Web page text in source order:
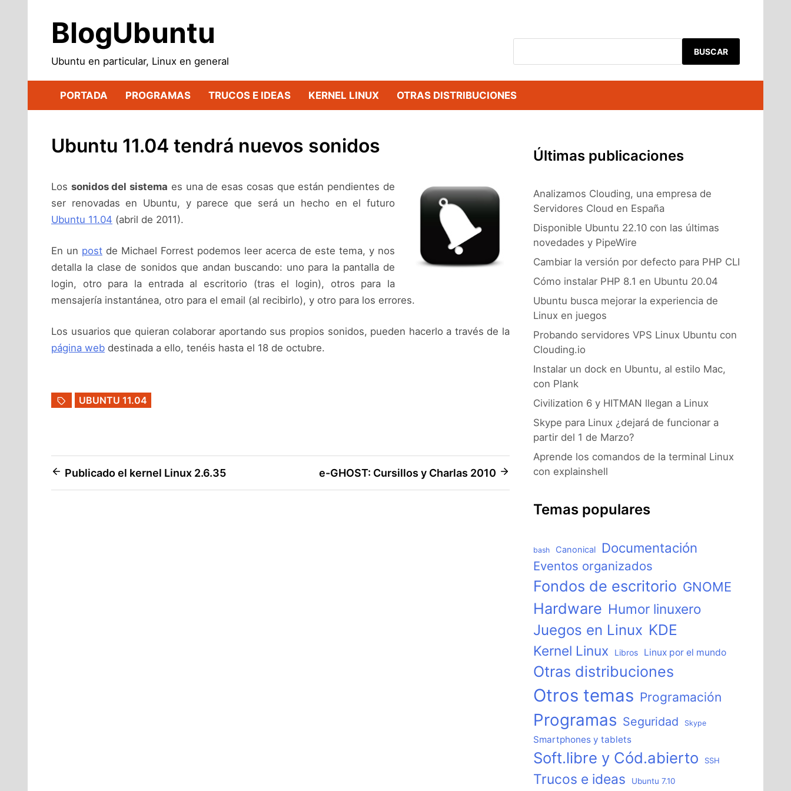
contenidoBlogUbuntu
Ubuntu en particular, Linux en general
BUSCAR
PORTADA PROGRAMAS TRUCOS E IDEAS KERNEL LINUX OTRAS DISTRIBUCIONES
Ubuntu 11.04 tendrá nuevos sonidos
Los sonidos del sistema es una de esas cosas que están pendientes de
ser renovadas en Ubuntu, y parece que será un hecho en el futuro
Ubuntu 11.04 (abril de 2011).
En un postde Michael Forrest podemos leer acerca de este tema, y nos
detalla la clase de sonidos que andan buscando: uno para la pantalla de
login, otro para la entrada al escritorio (tras el login), otros para la
mensajería instantánea, otro para el email (al recibirlo), y otro para los errores.
Los usuarios que quieran colaborar aportando sus propios sonidos, pueden hacerlo a través de la
página web destinada a ello, tenéis hasta el 18 de octubre.
UBUNTU 11.04
Navegación
de
Publicado el kernel Linux 2.6.35 e-GHOST: Cursillos y Charlas 2010
Últimas publicaciones
Analizamos Clouding, una empresa de
Servidores Cloud en España
Disponible Ubuntu 22.10 con las últimas
novedades y PipeWire
Cambiar la versión por defecto para PHP CLI
Cómo instalar PHP 8.1 en Ubuntu 20.04
Ubuntu busca mejorar la experiencia de
Linux en juegos
Probando servidores VPS Linux Ubuntu con
Clouding.io
Instalar un dock en Ubuntu, al estilo Mac,
con Plank
Civilization 6 y HITMAN llegan a Linux
Skype para Linux ¿dejará de funcionar a
partir del 1 de Marzo?
Aprende los comandos de la terminal Linux
con explainshell
Temas populares
bash Canonical Documentación
Eventos organizados
Fondos de escritorio GNOME
Hardware Humor linuxero
Juegos en Linux KDE
Kernel Linux Libros Linux por el mundo
Otras distribuciones
Otros temas Programación
Programas Seguridad Skype
Smartphones y tablets
Soft.libre y Cód.abierto SSH
Trucos e ideas Ubuntu 7.10